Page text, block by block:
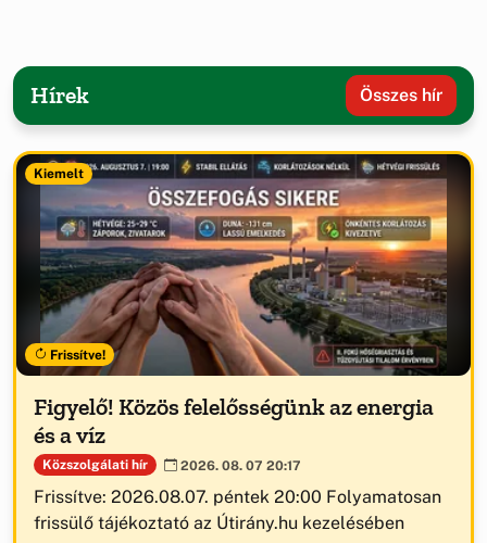
Hírek Összes hír
Kiemelt
Frissítve!
Figyelő! Közös felelősségünk az energia
és a víz
Közszolgálati hír 2026. 08. 07 20:17
Frissítve: 2026.08.07. péntek 20:00 Folyamatosan
frissülő tájékoztató az Útirány.hu kezelésében